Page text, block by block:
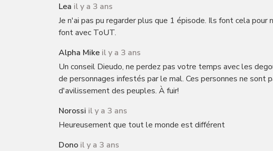
Lea il y a 3 ans
Je n'ai pas pu regarder plus que 1 épisode. Ils font cela pour
font avec ToUT.
Alpha Mike il y a 3 ans
Un conseil Dieudo, ne perdez pas votre temps avec les
de personnages infestés par le mal. Ces personnes ne sont
d'avilissement des peuples. À fuir!
Norossi il y a 3 ans
Heureusement que tout le monde est différent
Dono il y a 3 ans